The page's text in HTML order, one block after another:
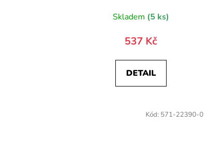
Skladem (5 ks)
537 Kč
DETAIL
Kód: 571-22390-0